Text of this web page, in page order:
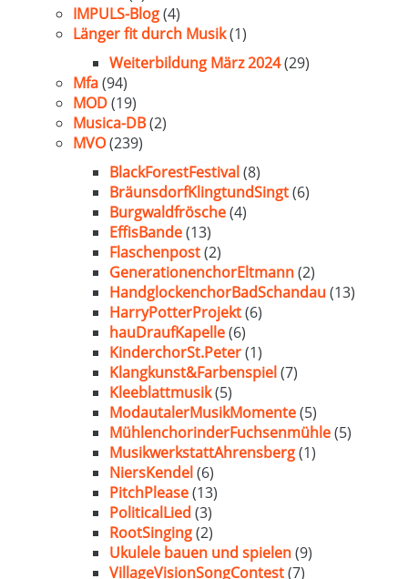
IMPULS-Blog(4)
Länger fit durch Musik(1)
Weiterbildung März 2024(29)
Mfa(94)
MOD(19)
Musica-DB(2)
MVO(239)
BlackForestFestival(8)
BräunsdorfKlingtundSingt(6)
Burgwaldfrösche(4)
EffisBande(13)
Flaschenpost(2)
GenerationenchorEltmann(2)
HandglockenchorBadSchandau(13)
HarryPotterProjekt(6)
hauDraufKapelle(6)
KinderchorSt.Peter(1)
Klangkunst&Farbenspiel(7)
Kleeblattmusik(5)
ModautalerMusikMomente(5)
MühlenchorinderFuchsenmühle(5)
MusikwerkstattAhrensberg(1)
NiersKendel(6)
PitchPlease(13)
PoliticalLied (3)
RootSinging(2)
Ukulele bauen und spielen(9)
VillageVisionSongContest(7)